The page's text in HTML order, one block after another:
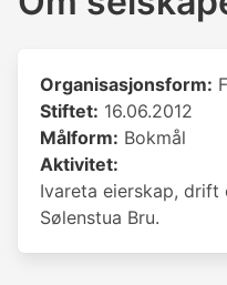
Organisasjonsform:
Stiftet: 16.06.2012
Målform: Bokmål
Aktivitet:
Ivareta eierskap,
Sølenstua Bru.